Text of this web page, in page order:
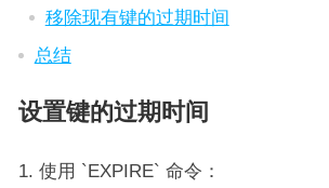
移除现有键的过期时间
总结
设置键的过期时间
1. 使用 `EXPIRE` 命令：